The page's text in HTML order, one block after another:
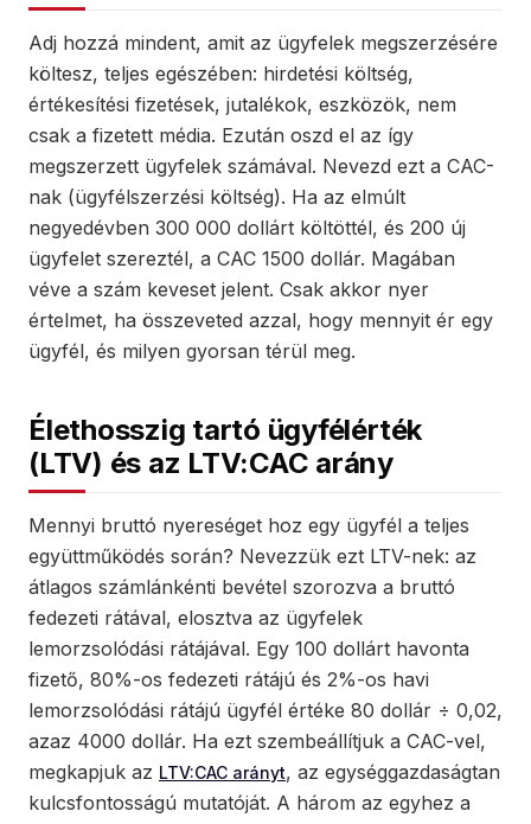
Adj hozzá mindent, amit az ügyfelek megszerzésére
költesz, teljes egészében: hirdetési költség,
értékesítési fizetések, jutalékok, eszközök, nem
csak a fizetett média. Ezután oszd el az így
megszerzett ügyfelek számával. Nevezd ezt a CAC-
nak (ügyfélszerzési költség). Ha az elmúlt
negyedévben 300 000 dollárt költöttél, és 200 új
ügyfelet szereztél, a CAC 1500 dollár. Magában
véve a szám keveset jelent. Csak akkor nyer
értelmet, ha összeveted azzal, hogy mennyit ér egy
ügyfél, és milyen gyorsan térül meg.
Élethosszig tartó ügyfélérték
(LTV) és az LTV:CAC arány
Mennyi bruttó nyereséget hoz egy ügyfél a teljes
együttműködés során? Nevezzük ezt LTV-nek: az
átlagos számlánkénti bevétel szorozva a bruttó
fedezeti rátával, elosztva az ügyfelek
lemorzsolódási rátájával. Egy 100 dollárt havonta
fizető, 80%-os fedezeti rátájú és 2%-os havi
lemorzsolódási rátájú ügyfél értéke 80 dollár ÷ 0,02,
azaz 4000 dollár. Ha ezt szembeállítjuk a CAC-vel,
megkapjuk az LTV:CAC arányt, az egységgazdaságtan
kulcsfontosságú mutatóját. A három az egyhez a